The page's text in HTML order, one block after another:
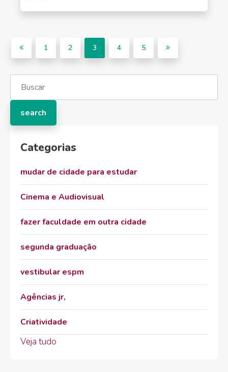
1 2 3 4 5
Categorias
mudar de cidade para estudar
Cinema e Audiovisual
fazer faculdade em outra cidade
segunda graduação
vestibular espm
Agências jr,
Criatividade
Veja tudo